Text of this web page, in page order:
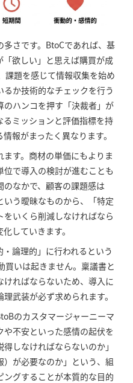
さです。BtoCであれば、基
欲しい」と思えば購買が成
課題を感じて情報収集を始め
か技術的なチェックを行う
のハンコを押す「決裁者」が
ミッションと評価指標を持
報がまったく異なります。
す。商材の単価にもよりま
で導入の検討が進むことも
なかで、顧客の課題感は
いう曖昧なものから、「特定
いくら削減しなければなら
していきます。
論理的」に行われるという
買いは起きません。稟議書と
ればならないため、導入に
武装が必ず求められます。
のカスタマージャーニーマ
不安といった感情の起伏を
しなければならないのか」
）が必要なのか」という、組
グすることが本質的な目的